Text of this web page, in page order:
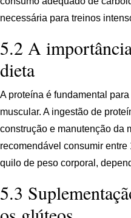
necessária para treinos
5.2 A
dieta
A proteína é fundamental
muscular. A ingestão de
construção e manutenção da
recomendável consumir
quilo de peso corporal,
5.3